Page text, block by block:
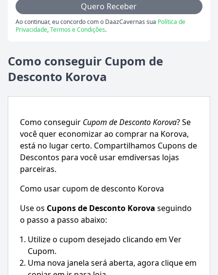
Quero Receber
Ao continuar, eu concordo com o DaazCavernas sua Política de
Privacidade,Termos e Condições.
Como conseguir Cupom de
Desconto Korova
Como conseguir Cupom de DescontoKorova? Se
você quer economizar ao comprar na Korova,
está no lugar certo. Compartilhamos Cupons de
Descontos para você usar emdiversas lojas
parceiras.
Como usar cupom de desconto Korova
Use os Cupons de Desconto Korova seguindo
o passo a passo abaixo:
Utilize o cupom desejado clicando em Ver
Cupom.
Uma nova janela será aberta, agora clique em